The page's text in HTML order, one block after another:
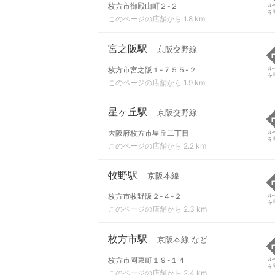
枚方市御殿山町２-２
このページの店舗から 1.8 km
ル
を
宮之阪駅 京阪交野線
枚方市宮之阪１-７５５-２
このページの店舗から 1.9 km
ル
を
星ヶ丘駅 京阪交野線
大阪府枚方市星丘二丁目
このページの店舗から 2.2 km
ル
を
牧野駅 京阪本線
枚方市牧野阪２-４-２
このページの店舗から 2.3 km
ル
を
枚方市駅 京阪本線 など
枚方市岡東町１９-１４
このページの店舗から 2.4 km
ル
を